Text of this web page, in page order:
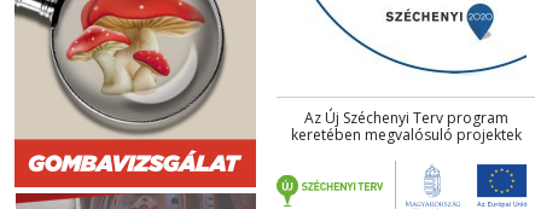
Az Új Széchenyi Terv program
keretében megvalósuló projektek